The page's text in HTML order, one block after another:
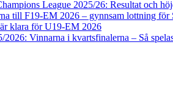
League 2025/26: Resultat och
till F19-EM 2026 – gynnsam lottning för
klara för U19-EM 2026
2026: Vinnarna i kvartsfinalerna – Så